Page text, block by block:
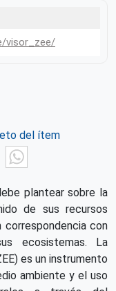
visor_zee/
del ítem
Twitter
plantear sobre la
de sus recursos
con
ecosistemas. La
es un instrumento
ambiente y el uso